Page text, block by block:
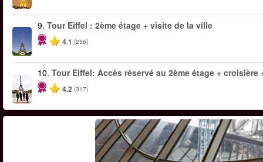
9. Tour Eiffel : 2ème étage + visite de la ville
4.1 (256)
10. Tour Eiffel: Accès réservé au 2ème étage +
4.2 (317)